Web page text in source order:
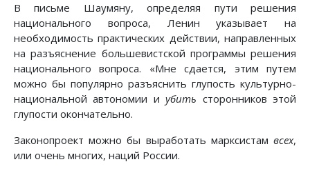
В письме Шаумяну, определяя пути решения
национального вопроса, Ленин указывает на
необходимость практических действии, направленных
на разъяснение большевистской программы решения
национального вопроса. «Мне сдается, этим путем
можно бы популярно разъяснить глупость культурно-
национальной автономии иубить сторонников этой
глупости окончательно.
Законопроект можно бы выработать марксистам всех,
или очень многих, наций России.